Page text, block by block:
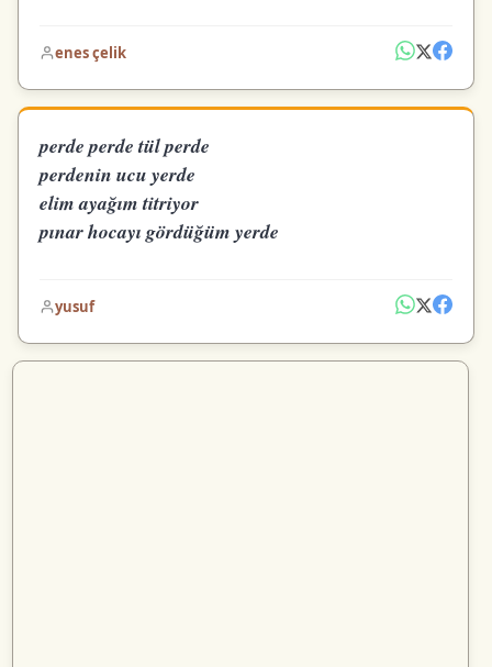
enes çelik
perde perde tül perde
perdenin ucu yerde
elim ayağım titriyor
pınar hocayı gördüğüm yerde
yusuf